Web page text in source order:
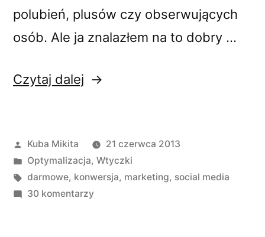
polubień, plusów czy obserwujących
osób. Ale ja znalazłem na to dobry …
Czytaj dalej „Jak
na
Facebooku,
Google+
Opublikowane
przez
Kuba Mikita
21 czerwca 2013
Opublikowano
w
Optymalizacja, Wtyczki
Tagi:
darmowe, konwersja, marketing, social media
30 komentarzydo